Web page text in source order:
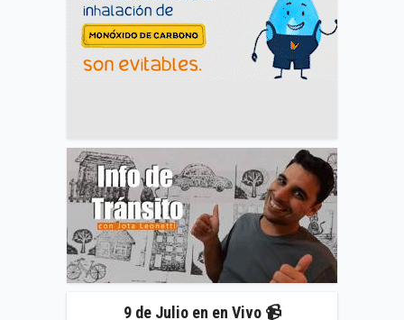
9 de Julio en en Vivo 📹